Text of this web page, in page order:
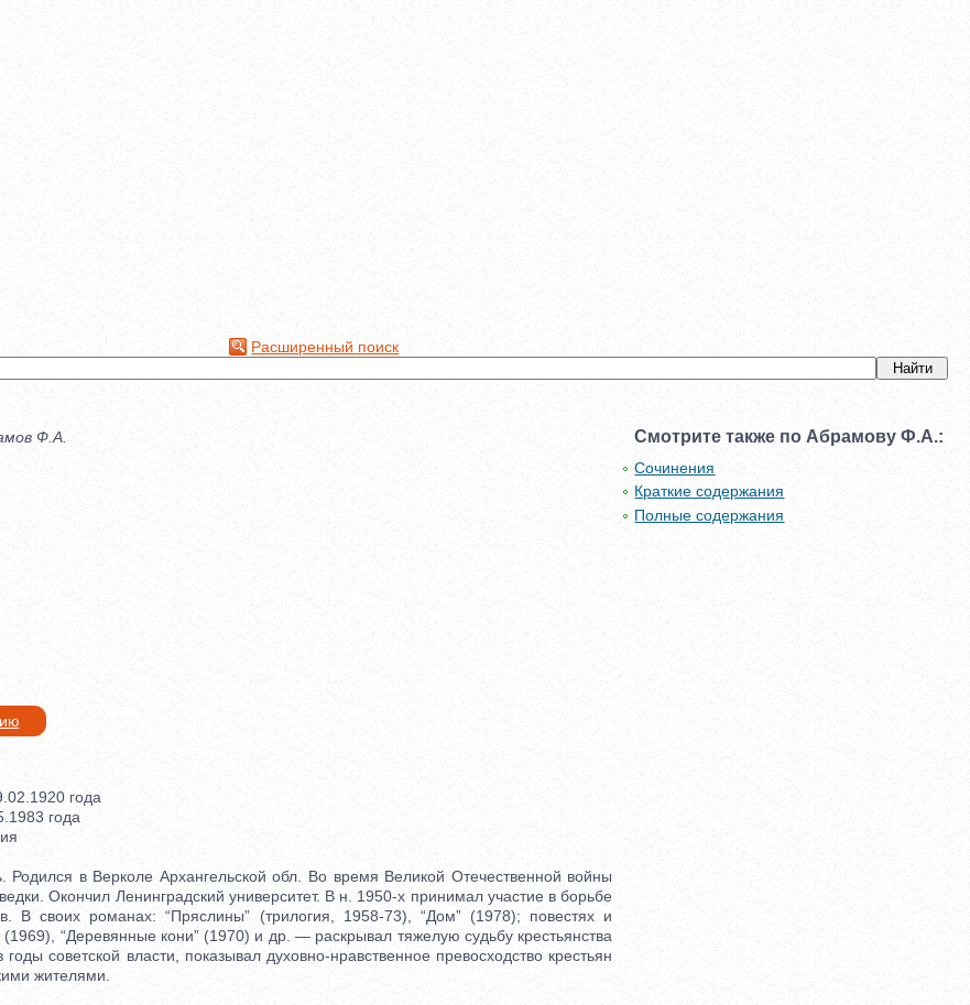
Расширенный поиск
Ф.А.
года
года
в Верколе Архангельской обл. Во время Великой Отечественной войны
Окончил Ленинградский университет. В н. 1950-х принимал участие в борьбе
В своих романах: “Пряслины” (трилогия, 1958-73), “Дом” (1978); повестях и
(1969), “Деревянные кони” (1970) и др. — раскрывал тяжелую судьбу крестьянства
советской власти, показывал духовно-нравственное превосходство крестьян
жителями.
Смотрите также по Абрамову Ф.А.:
Сочинения
Краткие содержания
Полные содержания